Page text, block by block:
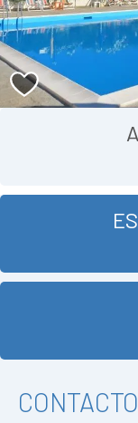
CONTACTO